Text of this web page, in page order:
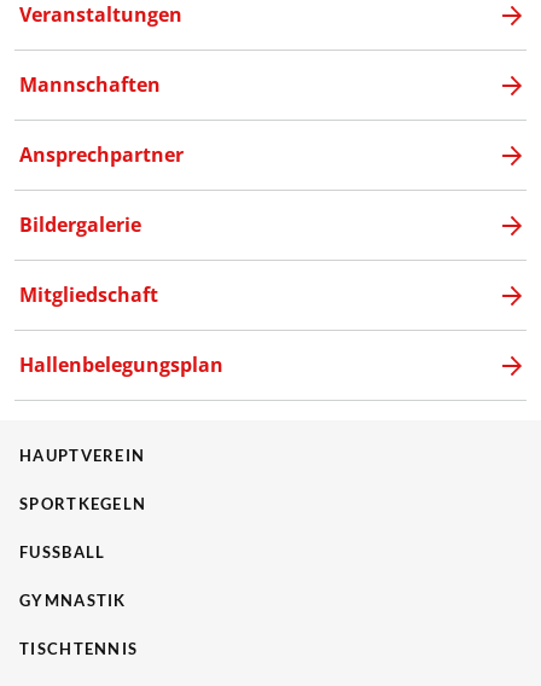
Veranstaltungen
Mannschaften
Ansprechpartner
Bildergalerie
Mitgliedschaft
Hallenbelegungsplan
HAUPTVEREIN
SPORTKEGELN
FUSSBALL
GYMNASTIK
TISCHTENNIS